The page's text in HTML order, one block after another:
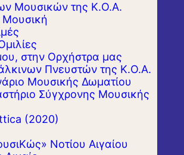
Μουσικών της Κ.Ο.Α.
Μουσική
στην Ορχήστρα μας
Πνευστών της Κ.Ο.Α.
Μουσικής Δωματίου
Σύγχρονης Μουσικής
(2020)
Νοτίου Αιγαίου